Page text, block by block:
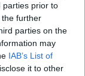
parties prior to
further
parties on the
may
IAB’s List of
it to other
para un…